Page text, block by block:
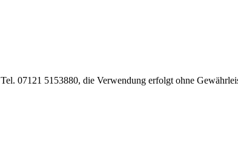
07121 5153880, die Verwendung erfolgt ohne